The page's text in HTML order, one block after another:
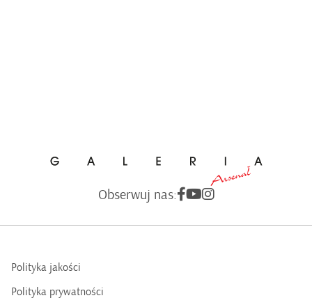
Obserwuj nas:
Polityka jakości
Polityka prywatności